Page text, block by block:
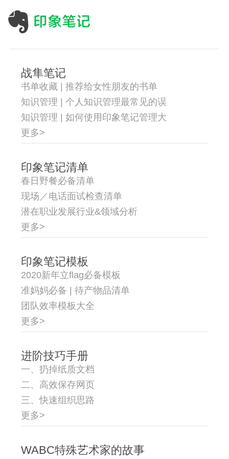
战隼笔记
书单收藏 | 推荐给女性朋友的书单
知识管理 | 个人知识管理最常见的误
知识管理 | 如何使用印象笔记管理大
更多>
印象笔记清单
春日野餐必备清单
现场／电话面试检查清单
潜在职业发展行业&领域分析
更多>
印象笔记模板
2020新年立flag必备模板
准妈妈必备 | 待产物品清单
团队效率模板大全
更多>
进阶技巧手册
一、扔掉纸质文档
二、高效保存网页
三、快速组织思路
更多>
WABC特殊艺术家的故事